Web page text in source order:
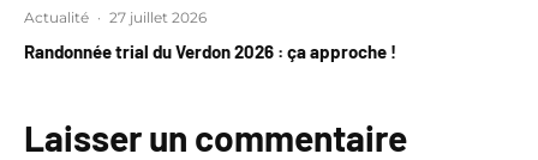
Actualité · 27 juillet 2026
Randonnée trial du Verdon 2026 : ça approche !
Laisser un commentaire